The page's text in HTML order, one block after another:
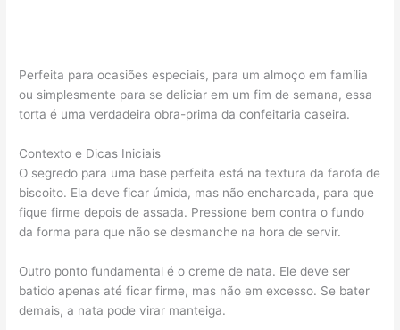
Perfeita para ocasiões especiais, para um almoço em família
ou simplesmente para se deliciar em um fim de semana, essa
torta é uma verdadeira obra-prima da confeitaria caseira.
Contexto e Dicas Iniciais
O segredo para uma base perfeita está na textura da farofa de
biscoito. Ela deve ficar úmida, mas não encharcada, para que
fique firme depois de assada. Pressione bem contra o fundo
da forma para que não se desmanche na hora de servir.
Outro ponto fundamental é o creme de nata. Ele deve ser
batido apenas até ficar firme, mas não em excesso. Se bater
demais, a nata pode virar manteiga.